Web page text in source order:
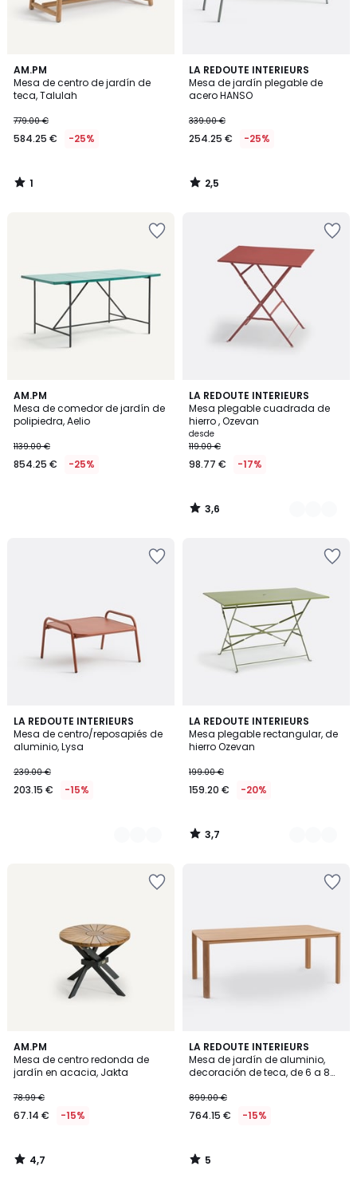
AM.PM
Mesa de centro de jardín de
teca, Talulah
779.00 €
584.25 € -25%
1
/
5
1
/
LA REDOUTE INTERIEURS
Mesa de jardín plegable de
acero HANSO
339.00 €
254.25 € -25%
2,5
/ 5
2,5
/
AM.PM
Mesa de comedor de jardín de
polipiedra, Aelio
1139.00 €
854.25 € -25%
LA REDOUTE INTERIEURS
Mesa plegable cuadrada de
hierro , Ozevan
desde
119.00 €
98.77 € -17%
3,6
/ 5
4
Colores
3,6
/
LA REDOUTE INTERIEURS
Mesa de centro/reposapiés de
aluminio, Lysa
239.00 €
203.15 € -15%
2
Colores
LA REDOUTE INTERIEURS
Mesa plegable rectangular, de
hierro Ozevan
199.00 €
159.20 € -20%
3,7
/ 5
5
Colores
3,7
/
AM.PM
Mesa de centro redonda de
jardín en acacia, Jakta
78.99 €
67.14 € -15%
4,7
/ 5
4,7
/
LA REDOUTE INTERIEURS
Mesa de jardín de aluminio,
decoración de teca, de 6 a 8
899.00 €
764.15 € -15%
5
/
5
5
/